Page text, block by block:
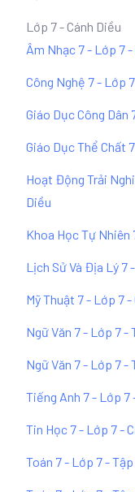
Lớp 7 - Cánh Diều
Âm Nhạc 7 - Lớp 7 -
Công Nghệ 7 - Lớp
Giáo Dục Công Dân
Giáo Dục Thể Chất
Hoạt Động Trải
Diều
Khoa Học Tự Nhiên
Lịch Sử Và Địa Lý 7
Mỹ Thuật 7 - Lớp 7 -
Ngữ Văn 7 - Lớp 7 -
Ngữ Văn 7 - Lớp 7 -
Tiếng Anh 7 - Lớp 7
Tin Học 7 - Lớp 7 -
Toán 7 - Lớp 7 - Tập